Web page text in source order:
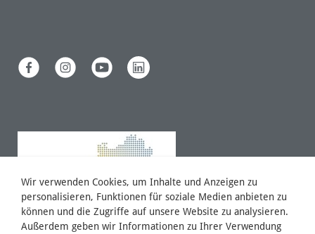
Wir verwenden Cookies, um Inhalte und Anzeigen zu
personalisieren, Funktionen für soziale Medien anbieten zu
können und die Zugriffe auf unsere Website zu analysieren.
Außerdem geben wir Informationen zu Ihrer Verwendung